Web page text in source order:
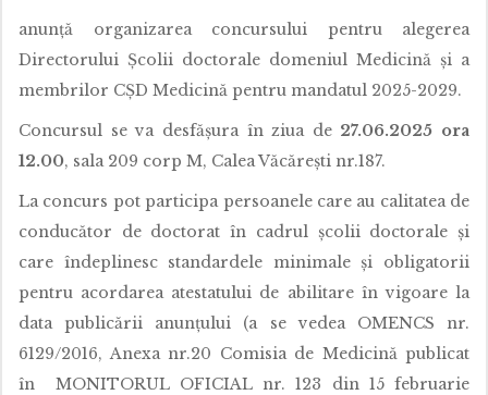
anunță organizarea concursului pentru alegerea
Directorului Școlii doctorale domeniul Medicină și a
membrilor CȘD Medicină pentru mandatul 2025-2029.
Concursul se va desfășura în ziua de 27.06.2025 ora
12.00, sala 209 corp M, Calea Văcărești nr.187.
La concurs pot participa persoanele care au calitatea de
conducător de doctorat în cadrul școlii doctorale și
care îndeplinesc standardele minimale și obligatorii
pentru acordarea atestatului de abilitare în vigoare la
data publicării anunțului (a se vedea OMENCS nr.
6129/2016, Anexa nr.20 Comisia de Medicină publicat
în MONITORUL OFICIAL nr. 123 din 15 februarie